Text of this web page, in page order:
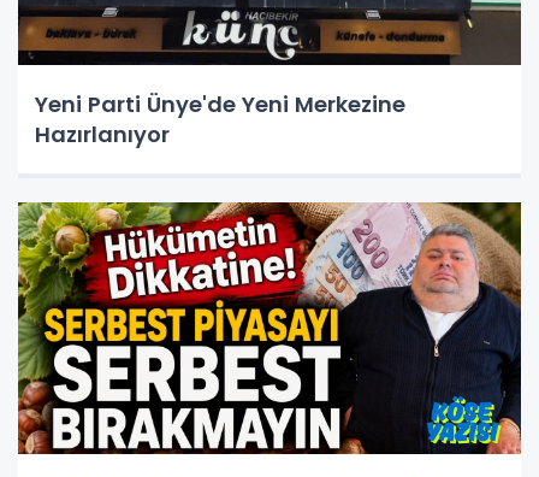
Yeni Parti Ünye'de Yeni Merkezine
Hazırlanıyor